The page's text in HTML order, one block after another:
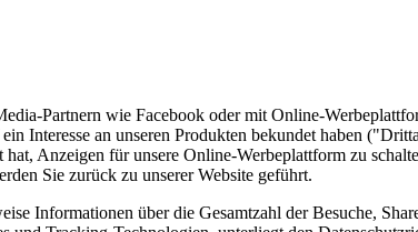
Partnern wie Facebook oder mit Online-
Interesse an unseren Produkten bekundet haben
Anzeigen für unsere Online-Werbeplattform zu
Sie zurück zu unserer Website geführt.
Informationen über die Gesamtzahl der Besuche,